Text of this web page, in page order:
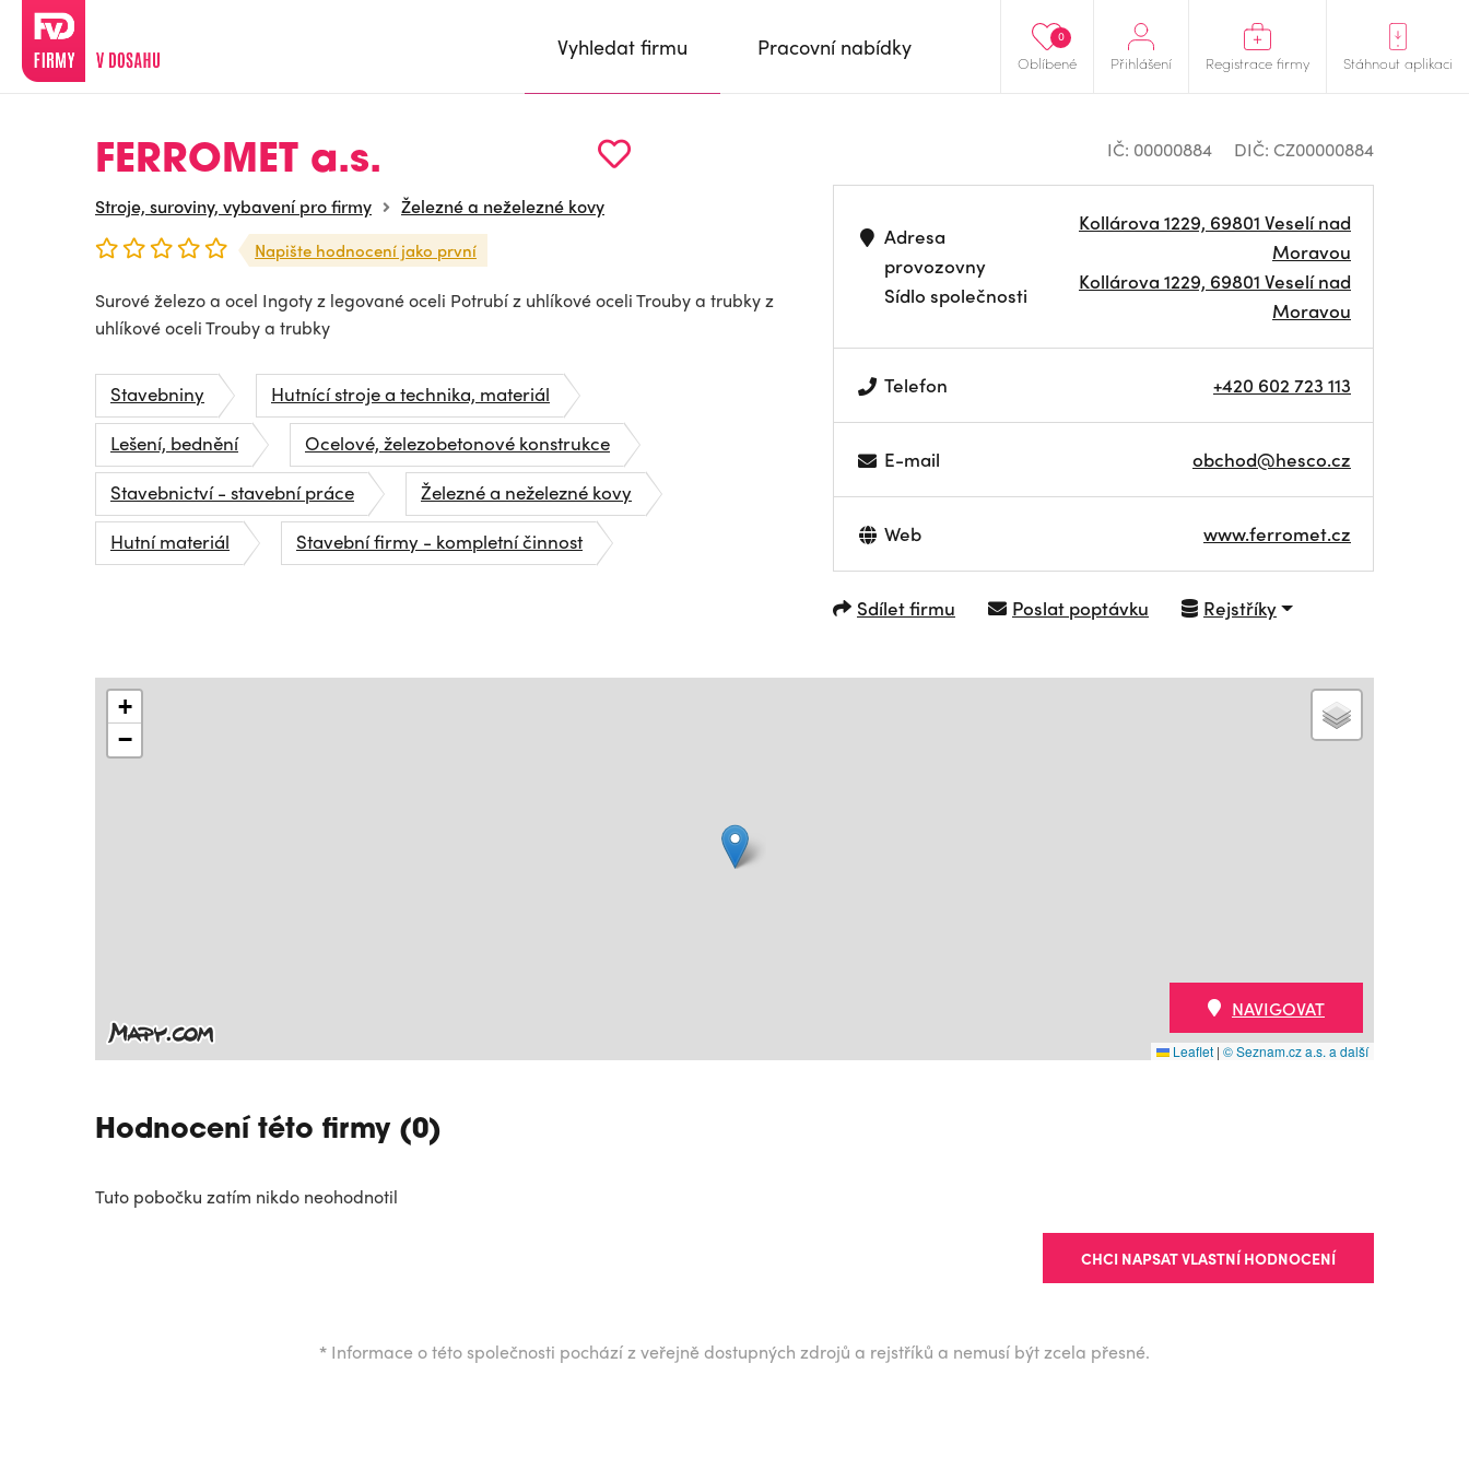
Oblíbené
0
Přihlášení Registrace firmy Stáhnout aplikaci
Vyhledat firmu Pracovní nabídky
FERROMET a.s.
Stroje, suroviny, vybavení pro firmy Železné a neželezné kovy
Napište hodnocení jako první
Surové železo a ocel Ingoty z legované oceli Potrubí z uhlíkové oceli Trouby a trubky z
uhlíkové oceli Trouby a trubky
Stavebniny
Hutnící stroje a technika, materiál
Lešení, bednění
Ocelové, železobetonové konstrukce
Stavebnictví - stavební práce
Železné a neželezné kovy
Hutní materiál
Stavební firmy - kompletní činnost
IČ: 00000884 DIČ: CZ00000884
Adresa
provozovny
Sídlo společnosti
Kollárova 1229, 69801 Veselí nad
Moravou
Kollárova 1229, 69801 Veselí nad
Moravou
Telefon +420 602 723 113
E-mail obchod@hesco.cz
Web www.ferromet.cz
Sdílet firmu Poslat poptávku Rejstříky
+
−
Leaflet | © Seznam.cz a.s. a další
NAVIGOVAT
Hodnocení této firmy (0)
Tuto pobočku zatím nikdo neohodnotil
CHCI NAPSAT VLASTNÍ HODNOCENÍ
* Informace o této společnosti pochází z veřejně dostupných zdrojů a rejstříků a nemusí být zcela přesné.